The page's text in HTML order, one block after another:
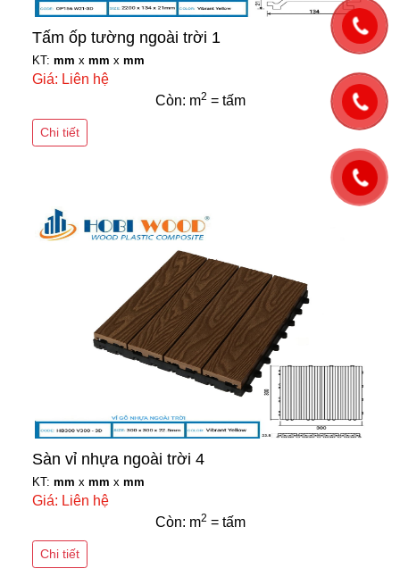
Tấm ốp tường ngoài trời 1
KT: mm x mm x mm
Giá: Liên hệ
Còn: m2 = tấm
Chi tiết
Sàn vỉ nhựa ngoài trời 4
KT: mm x mm x mm
Giá: Liên hệ
Còn: m2 = tấm
Chi tiết